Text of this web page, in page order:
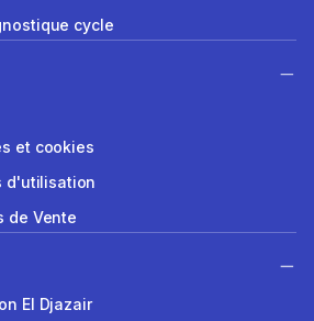
cycle
et cookies
d'utilisation
de Vente
El Djazair